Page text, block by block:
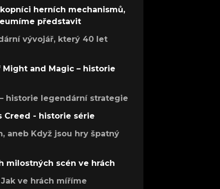
herních mechanismů,
představit
vývojář, který 40 let
Might and Magic – historie
historie legendární strategie
Creed - historie série
aneb Když jsou hry špatný
milostných scén ve hrách
ve hrách míříme